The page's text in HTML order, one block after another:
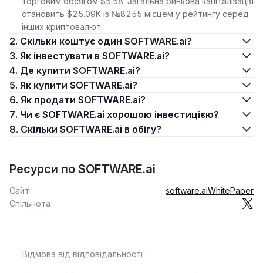
становить $25.09K із №8255 місцем у рейтингу серед
інших криптовалют.
2. Скільки коштує один SOFTWARE.ai?
3. Як інвестувати в SOFTWARE.ai?
4. Де купити SOFTWARE.ai?
5. Як купити SOFTWARE.ai?
6. Як продати SOFTWARE.ai?
7. Чи є SOFTWARE.ai хорошою інвестицією?
8. Скільки SOFTWARE.ai в обігу?
Ресурси по SOFTWARE.ai
Сайт software.aiWhitePaper
Спільнота
Відмова від відповідальності